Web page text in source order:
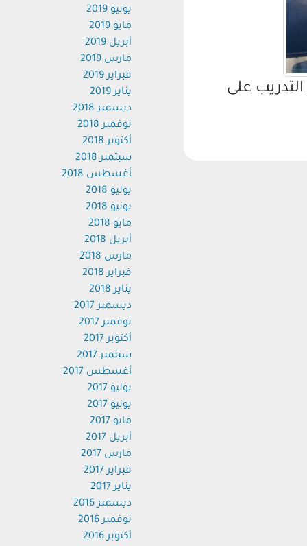
على
يونيو 2019
مايو 2019
أبريل 2019
مارس 2019
فبراير 2019
يناير 2019
ديسمبر 2018
نوفمبر 2018
أكتوبر 2018
سبتمبر 2018
أغسطس 2018
يوليو 2018
يونيو 2018
مايو 2018
أبريل 2018
مارس 2018
فبراير 2018
يناير 2018
ديسمبر 2017
نوفمبر 2017
أكتوبر 2017
سبتمبر 2017
أغسطس 2017
يوليو 2017
يونيو 2017
مايو 2017
أبريل 2017
مارس 2017
فبراير 2017
يناير 2017
ديسمبر 2016
نوفمبر 2016
أكتوبر 2016